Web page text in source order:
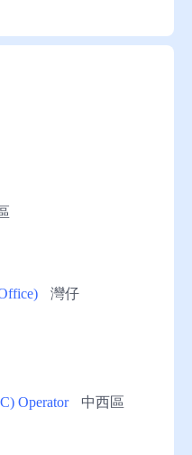
灣仔
Operator
中西區